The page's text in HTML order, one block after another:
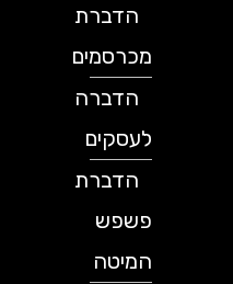
הדברת
מכרסמים
הדברה
לעסקים
הדברת
פשפש
המיטה